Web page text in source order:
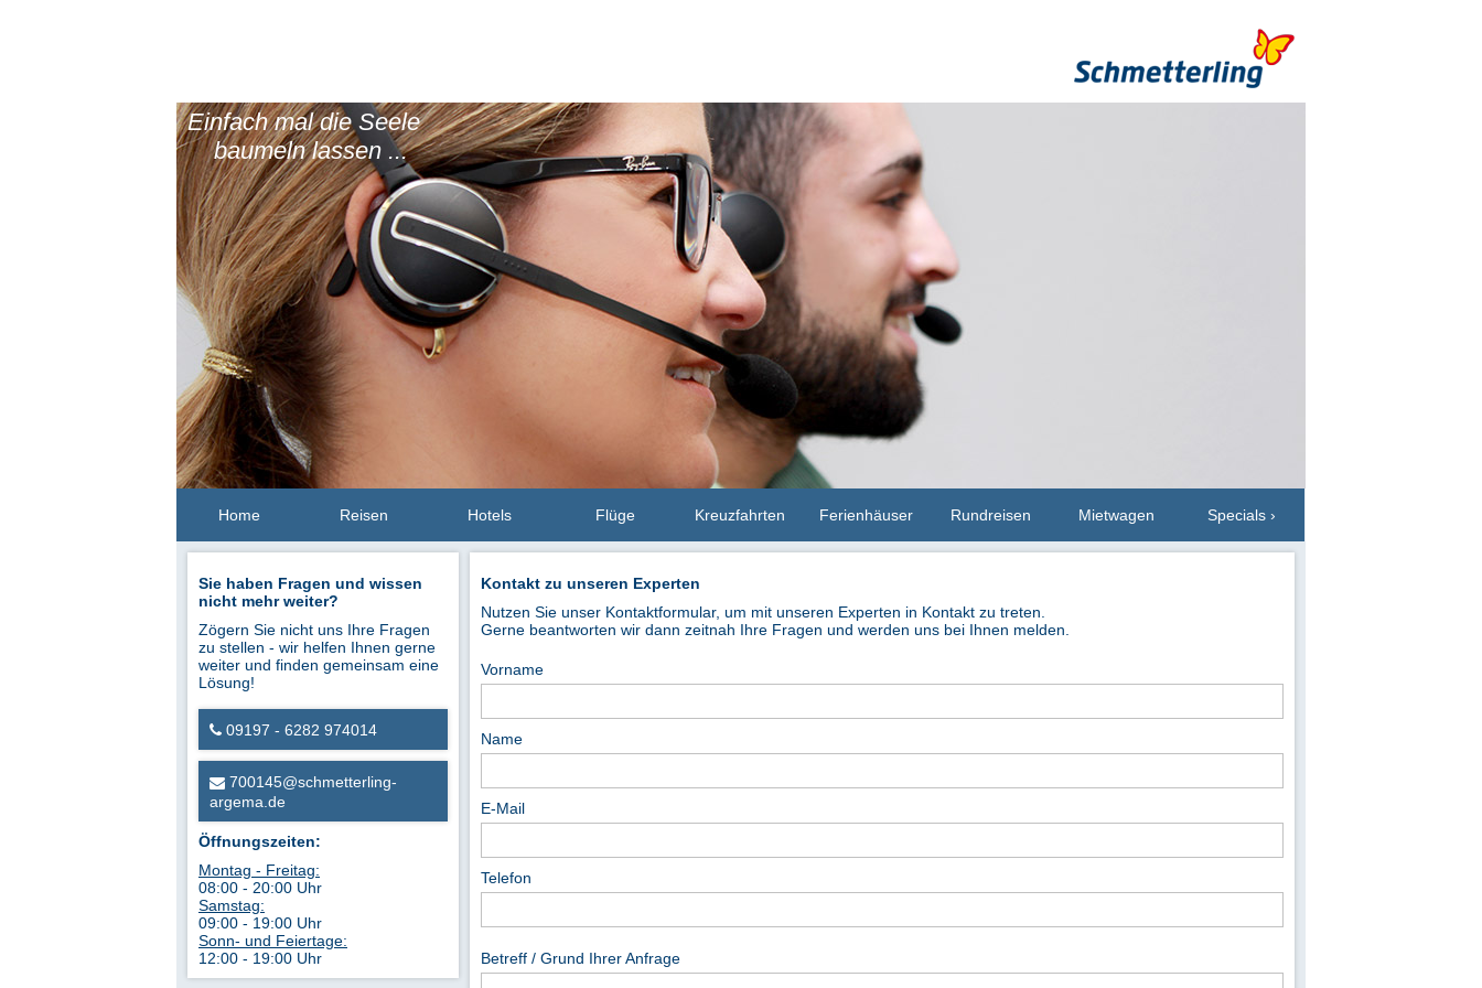
Einfach mal die Seele
baumeln lassen ...
Home Reisen Hotels Flüge Kreuzfahrten Ferienhäuser Rundreisen Mietwagen Specials ›
Sie haben Fragen und wissen
nicht mehr weiter?
Zögern Sie nicht uns Ihre Fragen
zu stellen - wir helfen Ihnen gerne
weiter und finden gemeinsam eine
Lösung!
09197 - 6282 974014
700145@schmetterling-
argema.de
Öffnungszeiten:
Montag - Freitag:
08:00 - 20:00 Uhr
Samstag:
09:00 - 19:00 Uhr
Sonn- und Feiertage:
12:00 - 19:00 Uhr
Kontakt zu unseren Experten
Nutzen Sie unser Kontaktformular, um mit unseren Experten in Kontakt zu treten.
Gerne beantworten wir dann zeitnah Ihre Fragen und werden uns bei Ihnen melden.
Vorname
Name
E-Mail
Telefon
Betreff / Grund Ihrer Anfrage